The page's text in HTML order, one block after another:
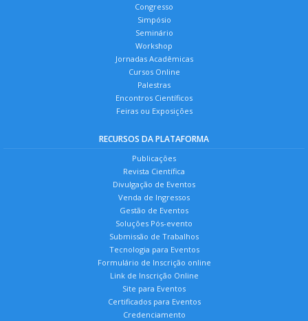
Congresso
Simpósio
Seminário
Workshop
Jornadas Acadêmicas
Cursos Online
Palestras
Encontros Científicos
Feiras ou Exposições
RECURSOS DA PLATAFORMA
Publicações
Revista Científica
Divulgação de Eventos
Venda de Ingressos
Gestão de Eventos
Soluções Pós-evento
Submissão de Trabalhos
Tecnologia para Eventos
Formulário de Inscrição online
Link de Inscrição Online
Site para Eventos
Certificados para Eventos
Credenciamento